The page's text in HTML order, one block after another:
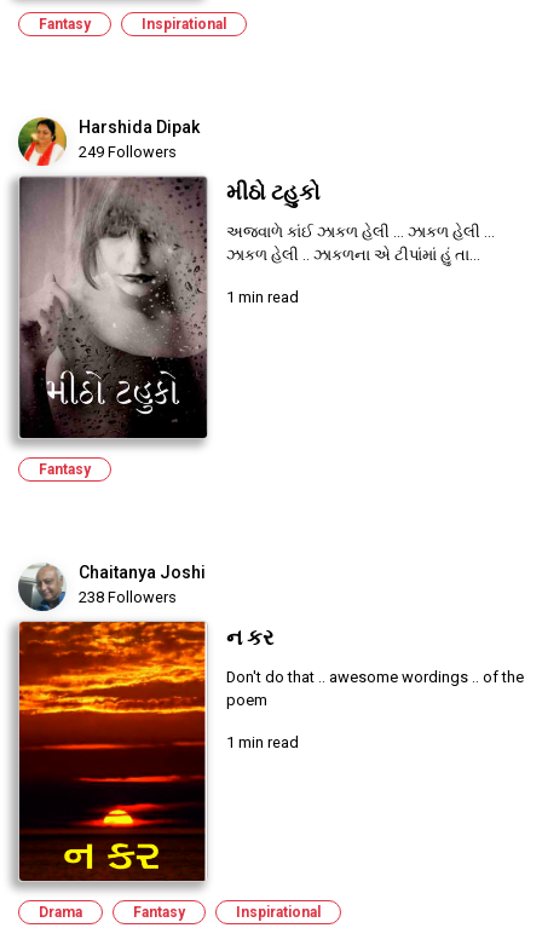
Fantasy Inspirational
Harshida Dipak
249 Followers
મીઠો ટહુકો
અજવાળે કાંઈ ઝાકળ હેલી ... ઝાકળ હેલી ...
ઝાકળ હેલી .. ઝાકળના એ ટીપાંમાં હું તા...
1 min read
Fantasy
Chaitanya Joshi
238 Followers
ન કર
Don't do that .. awesome wordings .. of the
poem
1 min read
Drama Fantasy Inspirational